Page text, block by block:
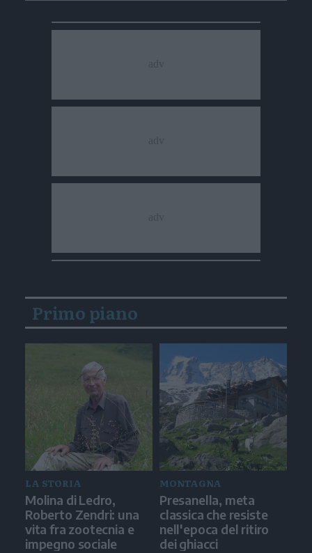
Primo piano
LA STORIA
Molina di Ledro,
Roberto Zendri: una
vita fra zootecnia e
impegno sociale
MONTAGNA
Presanella, meta
classica che resiste
nell'epoca del ritiro
dei ghiacci